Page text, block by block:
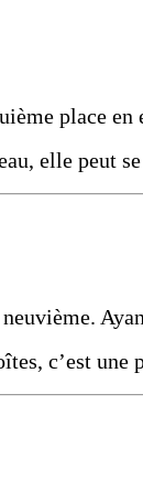
place
elle peut
c’est une